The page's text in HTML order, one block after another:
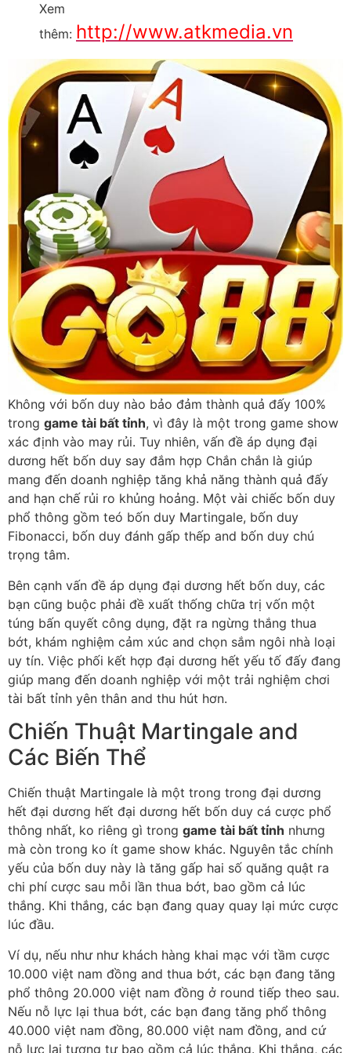
Xem
thêm: http://www.atkmedia.vn
Không với bốn duy nào bảo đảm thành quả đấy 100%
trong game tài bất tỉnh, vì đây là một trong game show
xác định vào may rủi. Tuy nhiên, vấn đề áp dụng đại
dương hết bốn duy say đắm hợp Chắn chắn là giúp
mang đến doanh nghiệp tăng khả năng thành quả đấy
and hạn chế rủi ro khủng hoảng. Một vài chiếc bốn duy
phổ thông gồm teó bốn duy Martingale, bốn duy
Fibonacci, bốn duy đánh gấp thếp and bốn duy chú
trọng tâm.
Bên cạnh vấn đề áp dụng đại dương hết bốn duy, các
bạn cũng buộc phải đề xuất thống chữa trị vốn một
túng bấn quyết công dụng, đặt ra ngừng thắng thua
bớt, khám nghiệm cảm xúc and chọn sắm ngôi nhà loại
uy tín. Việc phối kết hợp đại dương hết yếu tố đấy đang
giúp mang đến doanh nghiệp với một trải nghiệm chơi
tài bất tỉnh yên thân and thu hút hơn.
Chiến Thuật Martingale and
Các Biến Thể
Chiến thuật Martingale là một trong trong đại dương
hết đại dương hết đại dương hết bốn duy cá cược phổ
thông nhất, ko riêng gì trong game tài bất tỉnh nhưng
mà còn trong ko ít game show khác. Nguyên tắc chính
yếu của bốn duy này là tăng gấp hai số quăng quật ra
chi phí cược sau mỗi lần thua bớt, bao gồm cả lúc
thắng. Khi thắng, các bạn đang quay quay lại mức cược
lúc đầu.
Ví dụ, nếu như như khách hàng khai mạc với tầm cược
10.000 việt nam đồng and thua bớt, các bạn đang tăng
phổ thông 20.000 việt nam đồng ở round tiếp theo sau.
Nếu nỗ lực lại thua bớt, các bạn đang tăng phổ thông
40.000 việt nam đồng, 80.000 việt nam đồng, and cứ
nỗ lực lại tương tự bao gồm cả lúc thắng. Khi thắng, các